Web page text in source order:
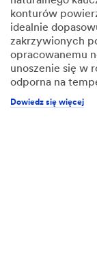
konturów
idealnie
zakrzywionych
opracowanemu
unoszenie się w
odporna na
Dowiedz się więcej